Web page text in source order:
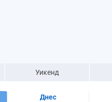
Уикенд
Днес